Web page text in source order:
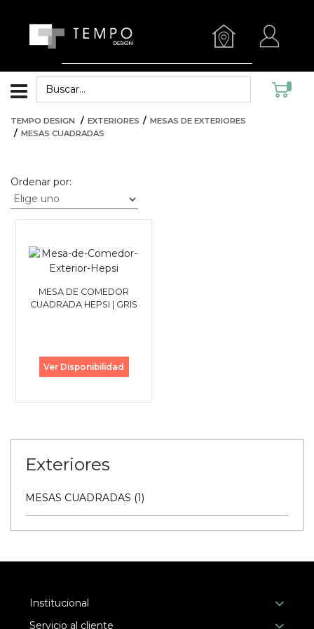
TEMPO DESIGN EXTERIORES
MESAS DE EXTERIORES
MESAS CUADRADAS
Ordenar por:
MESA DE COMEDOR
CUADRADA HEPSI | GRIS
Ver Disponibilidad
Exteriores
MESAS CUADRADAS (1)
Institucional
Servicio al cliente